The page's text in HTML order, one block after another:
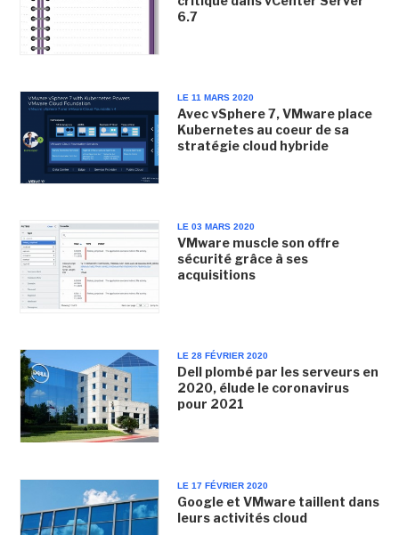
6.7
LE 11 MARS 2020
Avec vSphere 7, VMware place
Kubernetes au coeur de sa
stratégie cloud hybride
LE 03 MARS 2020
VMware muscle son offre
sécurité grâce à ses
acquisitions
LE 28 FÉVRIER 2020
Dell plombé par les serveurs en
2020, élude le coronavirus
pour 2021
LE 17 FÉVRIER 2020
Google et VMware taillent dans
leurs activités cloud